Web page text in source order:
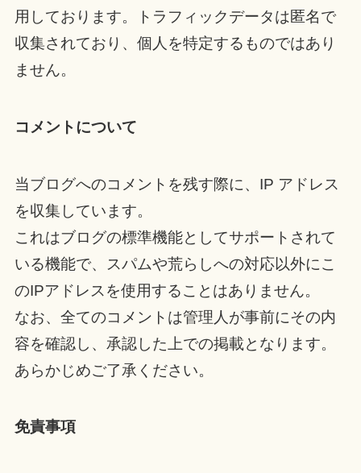
用しております。トラフィックデータは匿名で
収集されており、個人を特定するものではあり
ません。
コメントについて
当ブログへのコメントを残す際に、IP アドレス
を収集しています。
これはブログの標準機能としてサポートされて
いる機能で、スパムや荒らしへの対応以外にこ
のIPアドレスを使用することはありません。
なお、全てのコメントは管理人が事前にその内
容を確認し、承認した上での掲載となります。
あらかじめご了承ください。
免責事項